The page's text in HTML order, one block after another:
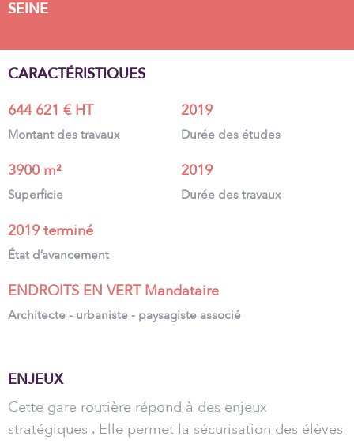
SEINE
CARACTÉRISTIQUES
644 621 € HT
Montant des travaux
2019
Durée des études
3900 m²
Superficie
2019
Durée des travaux
2019 terminé
État d’avancement
ENDROITS EN VERT Mandataire
Architecte - urbaniste - paysagiste associé
ENJEUX
Cette gare routière répond à des enjeux
stratégiques . Elle permet la sécurisation des élèves